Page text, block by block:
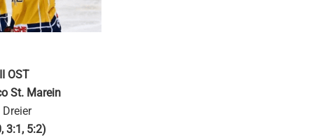
OST
St. Marein
3:1, 5:2)